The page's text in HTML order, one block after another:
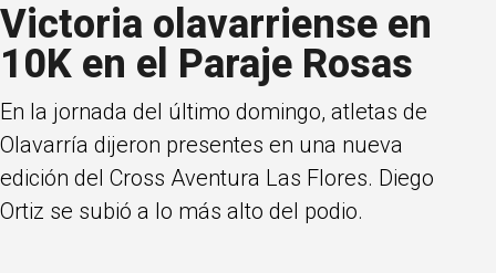
Victoria olavarriense en
10K en el Paraje Rosas
En la jornada del último domingo, atletas de
Olavarría dijeron presentes en una nueva
edición del Cross Aventura Las Flores. Diego
Ortiz se subió a lo más alto del podio.